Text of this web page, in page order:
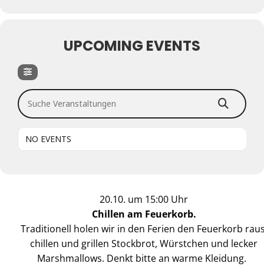
UPCOMING EVENTS
Suche Veranstaltungen
NO EVENTS
20.10. um 15:00 Uhr
Chillen am Feuerkorb.
Traditionell holen wir in den Ferien den Feuerkorb
chillen und grillen Stockbrot, Würstchen und lecker
Marshmallows. Denkt bitte an warme Kleidung.